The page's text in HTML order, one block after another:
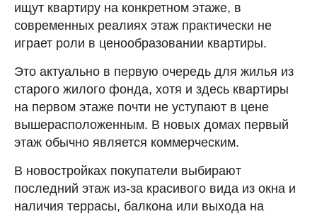
ищут квартиру на конкретном этаже, в
современных реалиях этаж практически не
играет роли в ценообразовании квартиры.
Это актуально в первую очередь для жилья из
старого жилого фонда, хотя и здесь квартиры
на первом этаже почти не уступают в цене
вышерасположенным. В новых домах первый
этаж обычно является коммерческим.
В новостройках покупатели выбирают
последний этаж из-за красивого вида из окна и
наличия террасы, балкона или выхода на